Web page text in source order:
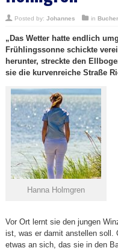
Posted by: Johannes in
„Das Wetter hatte endlich
Frühlingssonne schickte
herunter, streckte den
sie die kurvenreiche Straße
Hanna Holmgren
Vor Ort lernt sie den jungen
ist, was er damit anstellen soll.
etwas an sich, das sie in den